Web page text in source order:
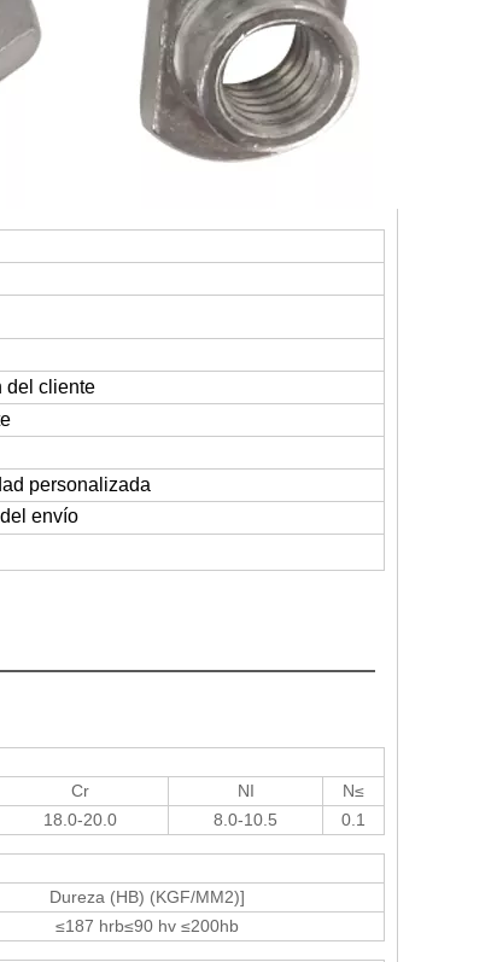
del cliente
personalizada
envío
Cr NI
N≤
18.0-20.0 8.0-10.5 0.1
Dureza (HB) (KGF/MM2)]
≤187 hrb≤90 hv ≤200hb